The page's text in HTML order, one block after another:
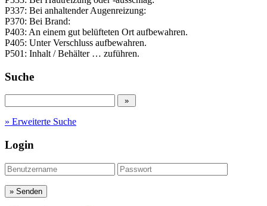
P337: Bei anhaltender Augenreizung:
P370: Bei Brand:
P403: An einem gut belüfteten Ort aufbewahren.
P405: Unter Verschluss aufbewahren.
P501: Inhalt / Behälter … zuführen.
Suche
» Erweiterte Suche
Login